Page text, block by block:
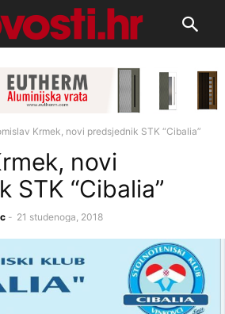
Krmek, novi predsjednik STK “Cibalia”
novi
STK “Cibalia”
- 21 studenoga, 2018